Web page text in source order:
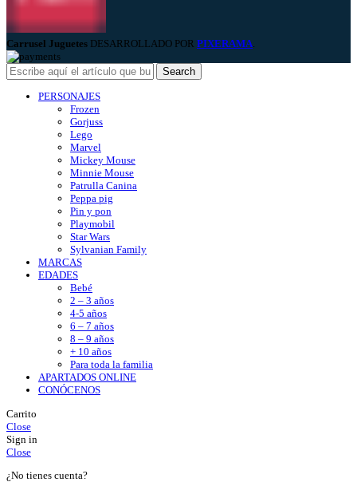
Carrusel Juguetes DESARROLLADO POR PIXERAMA
Search
PERSONAJES
Frozen
Gorjuss
Lego
Marvel
Mickey Mouse
Minnie Mouse
Patrulla Canina
Peppa pig
Pin y pon
Playmobil
Star Wars
Sylvanian Family
MARCAS
EDADES
Bebé
2 – 3 años
4-5 años
6 – 7 años
8 – 9 años
+ 10 años
Para toda la familia
APARTADOS ONLINE
CONÓCENOS
Carrito
Close
Sign in
Close
¿No tienes cuenta?